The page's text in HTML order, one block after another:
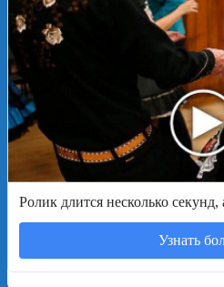
Ролик длится несколько секунд,
Узнать